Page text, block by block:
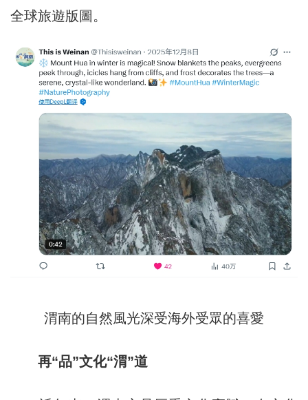
全球旅遊版圖。
渭南的自然風光深受海外受眾的喜愛
再“品”文化“渭”道